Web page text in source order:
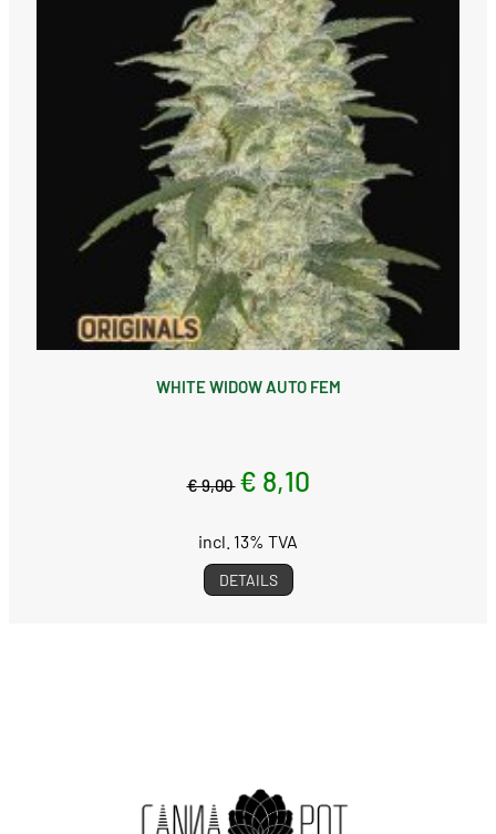
WHITE WIDOW AUTO FEM
€ 9,00 € 8,10
incl. 13% TVA
DETAILS